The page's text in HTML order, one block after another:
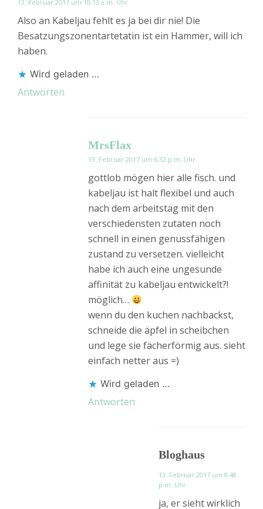
13. Februar 2017 um 10:13 a.m. Uhr
Also an Kabeljau fehlt es ja bei dir nie! Die
Besatzungszonentartetatin ist ein Hammer, will ich
haben.
Wird geladen …
Antworten
MrsFlax
13. Februar 2017 um 6:32 p.m. Uhr
gottlob mögen hier alle fisch. und
kabeljau ist halt flexibel und auch
nach dem arbeitstag mit den
verschiedensten zutaten noch
schnell in einen genussfähigen
zustand zu versetzen. vielleicht
habe ich auch eine ungesunde
affinität zu kabeljau entwickelt?!
möglich…
wenn du den kuchen nachbackst,
schneide die äpfel in scheibchen
und lege sie fächerförmig aus. sieht
einfach netter aus =)
Wird geladen …
Antworten
Bloghaus
13. Februar 2017 um 8:48
p.m. Uhr
ja, er sieht wirklich